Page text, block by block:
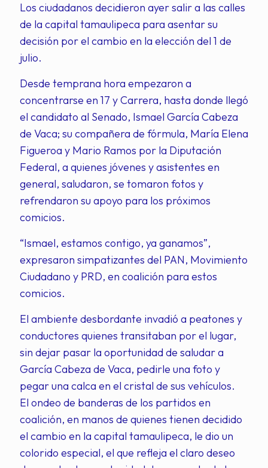
Los ciudadanos decidieron ayer salir a las calles
de la capital tamaulipeca para asentar su
decisión por el cambio en la elección del 1 de
julio.
Desde temprana hora empezaron a
concentrarse en 17 y Carrera, hasta donde llegó
el candidato al Senado, Ismael García Cabeza
de Vaca; su compañera de fórmula, María Elena
Figueroa y Mario Ramos por la Diputación
Federal, a quienes jóvenes y asistentes en
general, saludaron, se tomaron fotos y
refrendaron su apoyo para los próximos
comicios.
“Ismael, estamos contigo, ya ganamos”,
expresaron simpatizantes del PAN, Movimiento
Ciudadano y PRD, en coalición para estos
comicios.
El ambiente desbordante invadió a peatones y
conductores quienes transitaban por el lugar,
sin dejar pasar la oportunidad de saludar a
García Cabeza de Vaca, pedirle una foto y
pegar una calca en el cristal de sus vehículos.
El ondeo de banderas de los partidos en
coalición, en manos de quienes tienen decidido
el cambio en la capital tamaulipeca, le dio un
colorido especial, el que refleja el claro deseo